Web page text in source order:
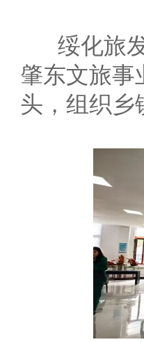
绥化旅发
肇东文旅事
头，组织乡